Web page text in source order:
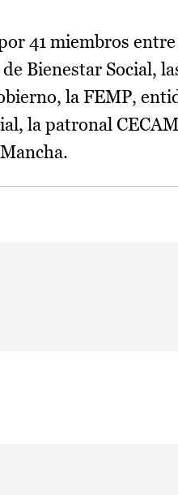
41 miembros
Bienestar Social,
la FEMP,
la patronal